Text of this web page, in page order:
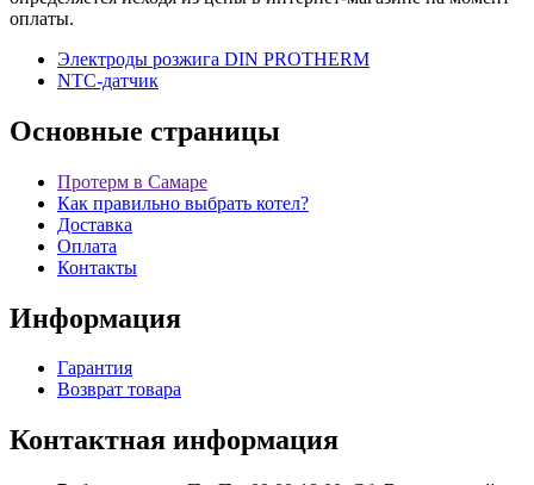
оплаты.
Электроды розжига DIN PROTHERM
NTC-датчик
Основные страницы
Протерм в Самаре
Как правильно выбрать котел?
Доставка
Оплата
Контакты
Информация
Гарантия
Возврат товара
Контактная информация